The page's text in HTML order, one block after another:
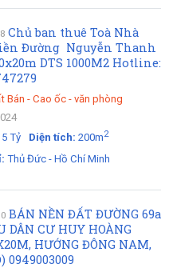
Chủ ban thuê Toà Nhà
Đường Nguyễn Thanh
DTS 1000M2 Hotline:
Bán - Cao ốc - văn phòng
Tỷ Diện tích: 200m2
Thủ Đức - Hồ Chí Minh
BÁN NỀN ĐẤT ĐƯỜNG 69a
DÂN CƯ HUY HOÀNG
HƯỚNG ĐÔNG NAM,
0949003009